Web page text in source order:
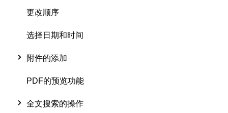
更改顺序
选择日期和时间
附件的添加
PDF的预览功能
全文搜索的操作